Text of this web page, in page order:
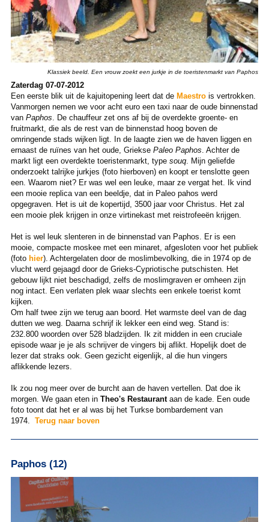
Klassiek beeld. Een vrouw zoekt een jurkje in de toeristenmarkt van Paphos
Zaterdag 07-07-2012
Een eerste blik uit de kajuitopening leert dat de Maestrois vertrokken.
Vanmorgen nemen we voor acht euro een taxi naar de oude binnenstad
van Paphos. De chauffeur zet ons af bij de overdekte groente- en
fruitmarkt, die als de rest van de binnenstad hoog boven de
omringende stads wijken ligt. In de laagte zien we de haven liggen en
ernaast de ruïnes van het oude, GrieksePaleo Paphos. Achter de
markt ligt een overdekte toeristenmarkt, type souq. Mijn geliefde
onderzoekt talrijke jurkjes (foto hierboven) en koopt er tenslotte geen
een. Waarom niet? Er was wel een leuke, maar ze vergat het. Ik vind
een mooie replica van een beeldje, dat in Paleo pahos werd
opgegraven. Het is uit de kopertijd, 3500 jaar voor Christus. Het zal
een mooie plek krijgen in onze virtinekast met reistrofeeën krijgen.
Het is wel leuk slenteren in de binnenstad van Paphos. Er is een
mooie, compacte moskee met een minaret, afgesloten voor het publiek
(foto hier). Achtergelaten door de moslimbevolking, die in 1974 op de
vlucht werd gejaagd door de Grieks-Cypriotische putschisten. Het
gebouw lijkt niet beschadigd, zelfs de moslimgraven er omheen zijn
nog intact. Een verlaten plek waar slechts een enkele toerist komt
kijken.
Om half twee zijn we terug aan boord. Het warmste deel van de dag
dutten we weg. Daarna schrijf ik lekker een eind weg. Stand is:
232.800 woorden over 528 bladzijden. Ik zit midden in een cruciale
episode waar je je als schrijver de vingers bij aflikt. Hopelijk doet de
lezer dat straks ook. Geen gezicht eigenlijk, al die hun vingers
aflikkende lezers.
Ik zou nog meer over de burcht aan de haven vertellen. Dat doe ik
morgen. We gaan eten in Theo's Restaurantaan de kade. Een oude
foto toont dat het er al was bij het Turkse bombardement van
1974. Terug naar boven
Paphos (12)